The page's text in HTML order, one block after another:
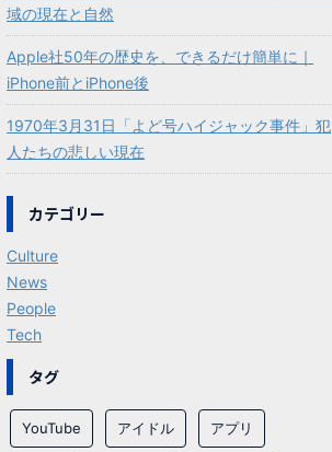
域の現在と自然
Apple社50年の歴史を、できるだけ簡単に｜
iPhone前とiPhone後
1970年3月31日「よど号ハイジャック事件」犯
人たちの悲しい現在
カテゴリー
Culture
News
People
Tech
タグ
YouTube アイドル アプリ